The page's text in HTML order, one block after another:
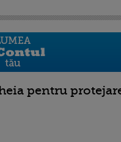
pentru